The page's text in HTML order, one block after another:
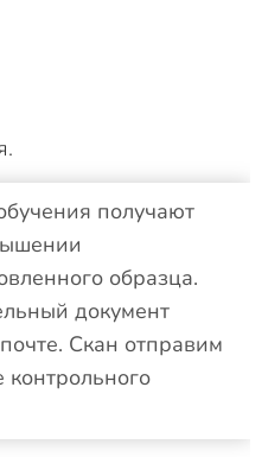
получают
образца.
документ
Скан отправим
контрольного